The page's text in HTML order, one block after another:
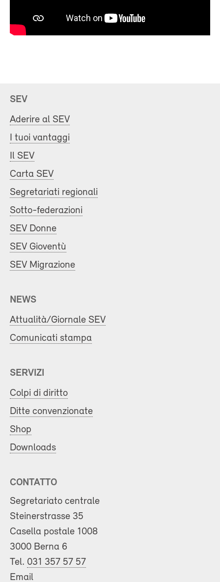
SEV
Aderire al SEV
I tuoi vantaggi
Il SEV
Carta SEV
Segretariati regionali
Sotto-federazioni
SEV Donne
SEV Gioventù
SEV Migrazione
NEWS
Attualità/Giornale SEV
Comunicati stampa
SERVIZI
Colpi di diritto
Ditte convenzionate
Shop
Downloads
CONTATTO
Segretariato centrale
Steinerstrasse 35
Casella postale 1008
3000 Berna 6
Tel. 031 357 57 57
Email